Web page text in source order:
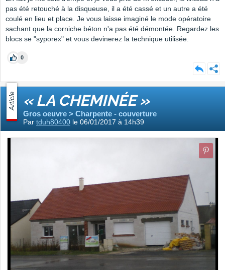
pas été retouché à la disqueuse, il a été cassé et un autre a été
coulé en lieu et place. Je vous laisse imaginé le mode opératoire
sachant que la corniche béton n'a pas été démontée. Regardez les
blocs se "syporex" et vous devinerez la technique utilisée.
0
Article « LA CHEMINÉE »
Gros oeuvre > Charpente - couverture
Par tduh80400 le 06/01/2017 à 14h39